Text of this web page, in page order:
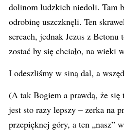
dolinom ludzkich niedoli. Tam
odrobinę uszczknęli. Ten
sercach, jednak Jezus z Betonu
zostać by się chciało, na wieki
I odeszliśmy w siną dal, a
(A tak Bogiem a prawdą, że
jest sto razy lepszy – zerka na
przepięknej góry, a ten „nasz”